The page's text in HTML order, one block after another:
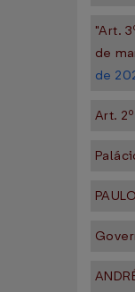
"Art.
de
de
Art.